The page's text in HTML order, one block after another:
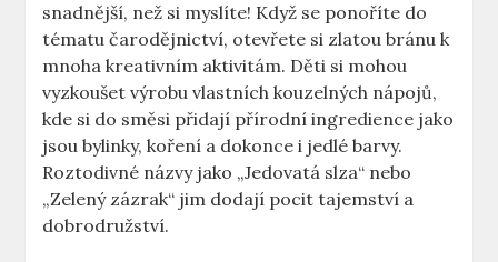
snadnější, než si myslíte! Když se ponoříte do
tématu čarodějnictví, otevřete si zlatou bránu ⁣k
mnoha kreativním aktivitám. Děti si ⁣mohou
vyzkoušet výrobu vlastních​ kouzelných nápojů,
kde si do směsi ⁣přidají přírodní ingredience jako
jsou bylinky, koření a dokonce i jedlé barvy.
Roztodivné názvy jako „Jedovatá slza“ nebo
„Zelený ⁣zázrak“ jim dodají pocit tajemství ​a‌
dobrodružství.